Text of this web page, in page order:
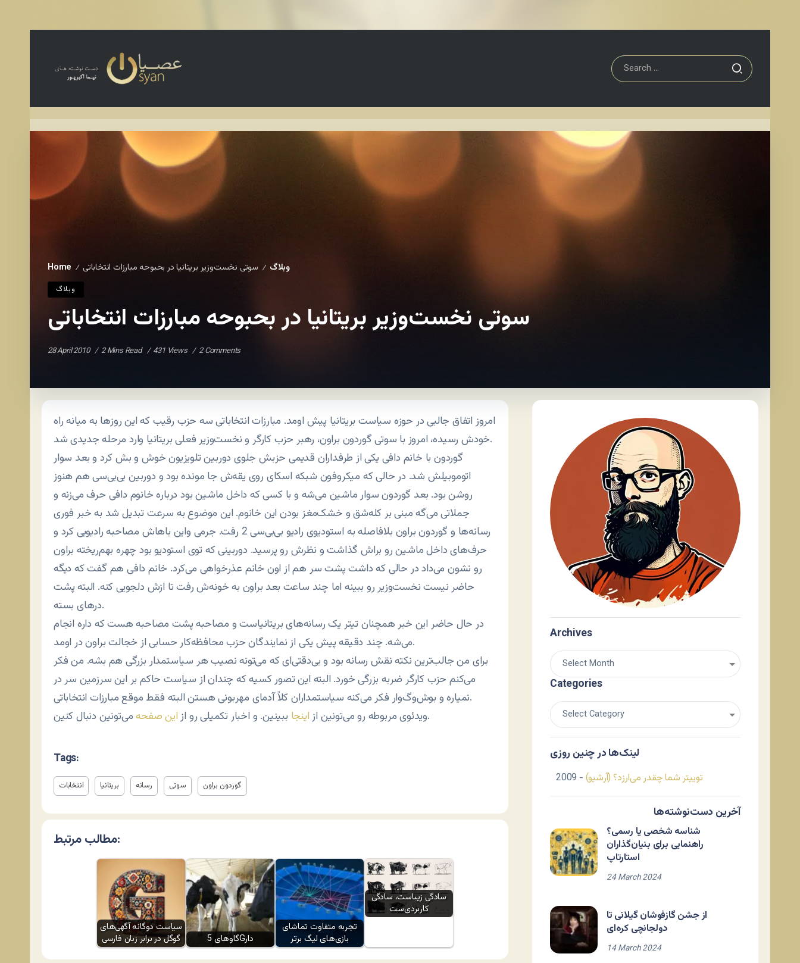
Home / وبلاگ / سوتی نخست‌وزیر بریتانیا در بحبوحه مبارزات انتخاباتی
وبلاگ
سوتی نخست‌وزیر بریتانیا در بحبوحه مبارزات انتخاباتی
28 April 2010 2 Mins Read 431 Views 2 Comments
امروز اتفاق جالبی در حوزه سیاست بریتانیا پیش اومد. مبارزات انتخاباتی سه حزب رقیب که این روزها به میانه راه
خودش رسیده، امروز با سوتی گوردون براون، رهبر حزب کارگر و نخست‌وزیر فعلی بریتانیا وارد مرحله جدیدی شد.
گوردون با خانم دافی یکی از طرفداران قدیمی حزبش جلوی دوربین تلویزیون خوش و بش کرد و بعد سوار
اتوموبیلش شد. در حالی که میکروفون شبکه اسکای روی یقه‌ش جا مونده بود و دوربین بی‌بی‌سی هم هنوز
روشن بود. بعد گوردون سوار ماشین می‌شه و با کسی که داخل ماشین بود درباره خانوم دافی حرف می‌زنه و
جملاتی می‌گه مبنی بر کله‌شق و خشک‌مغز بودن این خانوم. این موضوع به سرعت تبدیل شد به خبر فوری
رسانه‌ها و گوردون براون بلافاصله به استودیوی رادیو بی‌بی‌سی 2 رفت. جرمی واین باهاش مصاحبه رادیویی کرد و
حرف‌های داخل ماشین رو براش گذاشت و نظرش رو پرسید. دوربینی که توی استودیو بود چهره بهم‌ریخته براون
رو نشون می‌داد در حالی که داشت پشت سر هم از اون خانم عذرخواهی می‌کرد. خانم دافی هم گفت که دیگه
حاضر نیست نخست‌وزیر رو ببینه اما چند ساعت بعد براون به خونه‌ش رفت تا ازش دلجویی کنه. البته پشت
درهای بسته.
در حال حاضر این خبر همچنان تیتر یک رسانه‌های بریتانیاست و مصاحبه پشت مصاحبه هست که داره انجام
می‌شه. چند دقیقه پیش یکی از نمایندگان حزب محافظه‌کار حسابی از خجالت براون در اومد.
برای من جالب‌ترین نکته نقش رسانه بود و بی‌دقتی‌ای که می‌تونه نصیب هر سیاستمدار بزرگی هم بشه. من فکر
می‌کنم حزب کارگر ضربه بزرگی خورد. البته این تصور کسیه که چندان از سیاست حاکم بر این سرزمین سر در
نمیاره و بوش‌وگ‌وار فکر می‌کنه سیاستمداران کلاً آدمای مهربونی هستن البته فقط موقع مبارزات انتخاباتی.
ویدئوی مربوطه رو می‌تونین از اینجا ببینین. و اخبار تکمیلی رو از این صفحه می‌تونین دنبال کنین.
Tags:
انتخابات بریتانیا رسانه سوتی گوردون براون
مطالب مرتبط:
سیاست دوگانه آگهی‌های
گوگل در برابر زبان فارسی
گاوهای 5Gدار
تجربه متفاوت تماشای
بازی‌های لیگ برتر
سادگی زیباست، سادگی
کاربردی‌ست
Archives
Categories
لینک‌ها در چنین روزی
توییتر شما چقدر می‌ارزد؟ (آرشیو) - 2009
آخرین دست‌نوشته‌ها
شناسه شخصی یا رسمی؟
راهنمایی برای بنیان‌گذاران
استارتاپ
24 March 2024
از جشن گازفوشان گیلانی تا
دولجانچی کره‌ای
14 March 2024